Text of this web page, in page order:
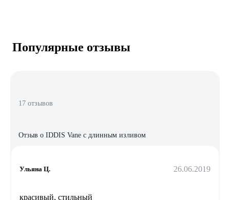
Популярные отзывы
17 отзывов
Отзыв о IDDIS Vane с длинным изливом
Ульяна Ц. 26.06.2019
красивый, стильный